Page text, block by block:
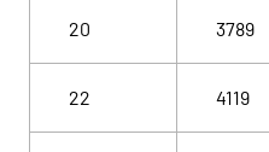
20 3789
22 4119